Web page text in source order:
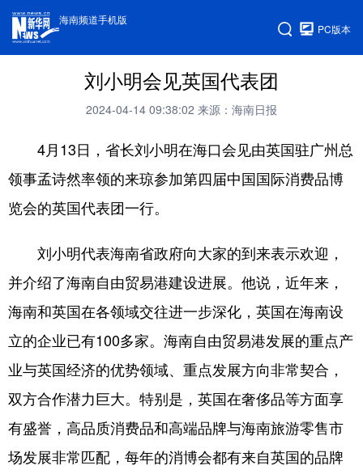
海南频道手机版
PC版本
刘小明会见英国代表团
2024-04-14 09:38:02 来源：海南日报
4月13日，省长刘小明在海口会见由英国驻广州总
领事孟诗然率领的来琼参加第四届中国国际消费品博
览会的英国代表团一行。
刘小明代表海南省政府向大家的到来表示欢迎，
并介绍了海南自由贸易港建设进展。他说，近年来，
海南和英国在各领域交往进一步深化，英国在海南设
立的企业已有100多家。海南自由贸易港发展的重点产
业与英国经济的优势领域、重点发展方向非常契合，
双方合作潜力巨大。特别是，英国在奢侈品等方面享
有盛誉，高品质消费品和高端品牌与海南旅游零售市
场发展非常匹配，每年的消博会都有来自英国的品牌